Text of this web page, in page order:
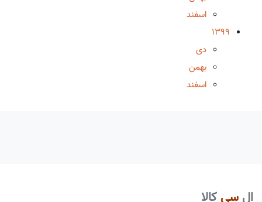
اسفند
1399
دی
بهمن
اسفند
ال سی کالا